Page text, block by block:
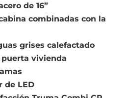
de 16”
combinadas con la
grises calefactado
vivienda
de LED